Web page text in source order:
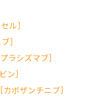
ル］
］
ラシズマブ］
］
ボザンチニブ］